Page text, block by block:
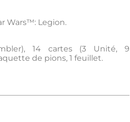
Wars™: Legion.
14 cartes (3 Unité, 9
de pions, 1 feuillet.